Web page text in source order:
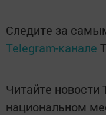
Следите за
Telegram-канале
Читайте новости
национальном